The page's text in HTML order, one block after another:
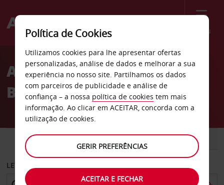
Menu
Welcome
AvisAluguer de carros na
Bélgica
CARRO COMERCIAIS
LEVANTAR EM
Política de Cookies
Utilizamos cookies para lhe apresentar ofertas
personalizadas, análise de dados e melhorar a sua
experiência no nosso site. Partilhamos os dados
com parceiros de publicidade e análise de
confiança – a nossa política de cookies tem mais
informação. Ao clicar em ACEITAR, concorda com a
utilização de cookies.
GERIR PREFERÊNCIAS
ACEITAR E FECHAR